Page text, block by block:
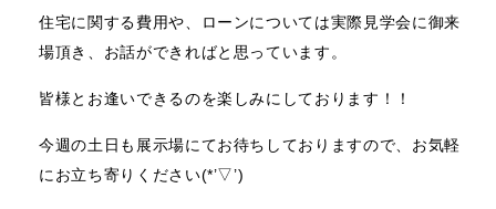
住宅に関する費用や、ローンについては実際見学会に御来
場頂き、お話ができればと思っています。
皆様とお逢いできるのを楽しみにしております！！
今週の土日も展示場にてお待ちしておりますので、お気軽
にお立ち寄りください(*’▽’)